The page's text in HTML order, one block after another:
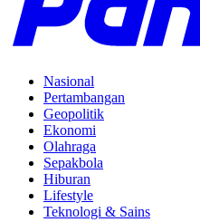
Nasional
Pertambangan
Geopolitik
Ekonomi
Olahraga
Sepakbola
Hiburan
Lifestyle
Teknologi & Sains